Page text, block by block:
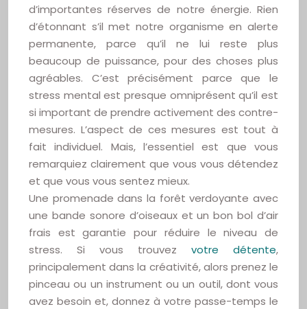
d’importantes réserves de notre énergie. Rien
d’étonnant s’il met notre organisme en alerte
permanente, parce qu’il ne lui reste plus
beaucoup de puissance, pour des choses plus
agréables. C’est précisément parce que le
stress mental est presque omniprésent qu’il est
si important de prendre activement des contre-
mesures. L’aspect de ces mesures est tout à
fait individuel. Mais, l’essentiel est que vous
remarquiez clairement que vous vous détendez
et que vous vous sentez mieux.
Une promenade dans la forêt verdoyante avec
une bande sonore d’oiseaux et un bon bol d’air
frais est garantie pour réduire le niveau de
stress. Si vous trouvez votre détente,
principalement dans la créativité, alors prenez le
pinceau ou un instrument ou un outil, dont vous
avez besoin et, donnez à votre passe-temps le